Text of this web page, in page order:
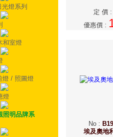
燈系列
和室燈
燈 / 照圖燈
燈
照明品牌系
定 價:
優惠價 :
No:
埃及奧地